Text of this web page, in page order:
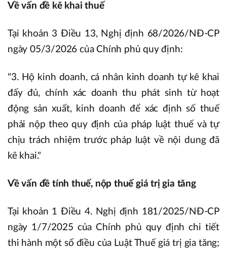
Về vấn đề kê khai thuế
Tại khoản 3 Điều 13, Nghị định 68/2026/NĐ-CP
ngày 05/3/2026 của Chính phủ quy định:
"3. Hộ kinh doanh, cá nhân kinh doanh tự kê khai
đấy đủ, chính xác doanh thu phát sinh từ hoạt
động sản xuất, kinh doanh để xác định số thuế
phải nộp theo quy định của pháp luật thuế và tự
chịu trách nhiệm trước pháp luật về nội dung đã
kê khai."
Về vấn đề tính thuế, nộp thuế giá trị gia tăng
Tại khoản 1 Điều 4. Nghị định 181/2025/NĐ-CP
ngày 1/7/2025 của Chính phủ quy định chi tiết
thi hành một số điều của Luật Thuế giá trị gia tăng;